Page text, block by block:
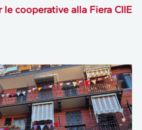
cooperative alla Fiera CIIE